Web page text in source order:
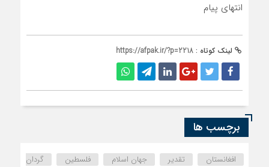
انتهای پیام
لینک کوتاه : https://afpak.ir/?p=2218
برچسب ها
افغانستان تقدیر جهان اسلام فلسطین
گردان